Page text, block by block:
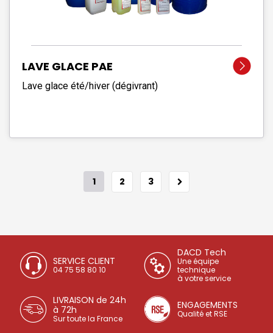
LAVE GLACE PAE
Lave glace été/hiver (dégivrant)
1 2 3
SERVICE CLIENT
04 75 58 80 10
DACD Tech
Une équipe
technique
à votre service
LIVRAISON de 24h
à 72h
Sur toute la France
ENGAGEMENTS
Qualité et RSE